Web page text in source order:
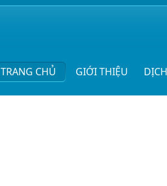
TRANG CHỦ GIỚI THIỆU